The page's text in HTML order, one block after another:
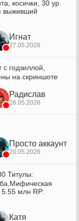
косички, 30 ур.
выживший
Игнат
27.05.2026
с годзиллой,
на скриншоте
Радислав
26.05.2026
Просто аккаунт
20.05.2026
Титулы:
5.55 млн RP:
Катя